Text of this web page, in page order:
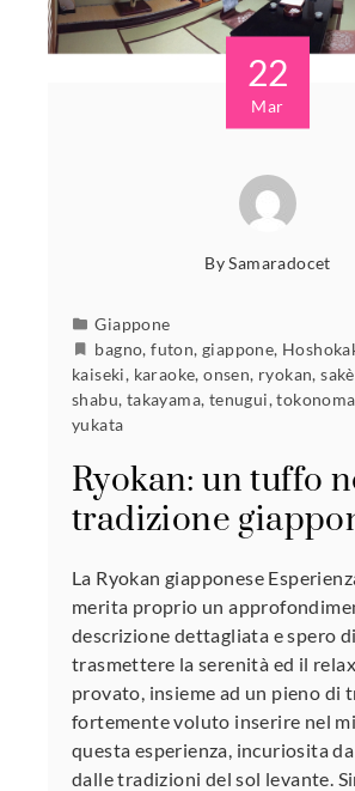
22
Mar
BySamaradocet
Giappone
bagno,futon,giappone,
kaiseki, karaoke,onsen, ryokan,sakè
shabu, takayama, tenugui,tokonoma
yukata
Ryokan: un tuffo
tradizione
La Ryokan giapponese
merita proprio un
descrizione dettagliata e spero
trasmettere la serenità ed il
provato, insieme ad un pieno di
fortemente voluto inserire nel
questa esperienza, incuriosita
dalle tradizioni del sol levante.